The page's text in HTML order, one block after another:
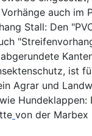
auch im
Stall: Den
ist
Agrar und
Hundeklappen:
von der Marbex